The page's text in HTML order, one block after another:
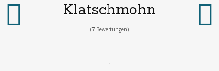
Klatschmohn
(7 Bewertungen)